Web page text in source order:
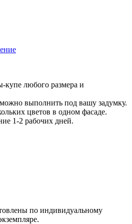
купе любого размера и
выполнить под вашу задумку.
цветов в одном фасаде.
1-2 рабочих дней.
по индивидуальному